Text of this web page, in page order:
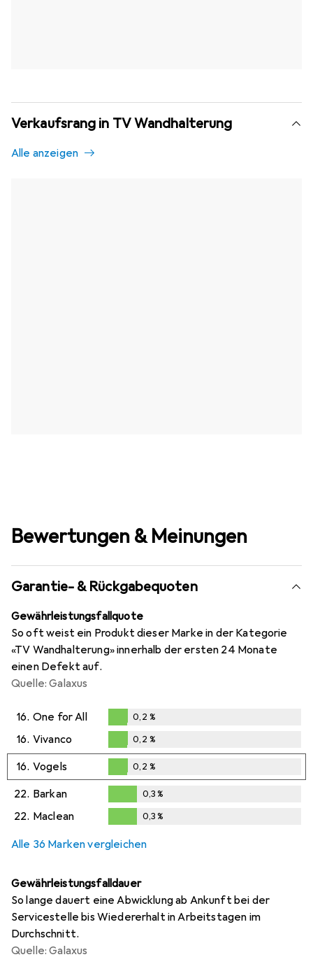
Verkaufsrang in TV Wandhalterung
Alle anzeigen
Bewertungen & Meinungen
Garantie- & Rückgabequoten
Gewährleistungsfallquote
So oft weist ein Produkt dieser Marke in der Kategorie
«TV Wandhalterung» innerhalb der ersten 24 Monate
einen Defekt auf.
Quelle: Galaxus
16. One for All
0,2%
0,2 %
16. Vivanco
0,2%
0,2 %
16. Vogels
0,2%
0,2 %
22. Barkan
0,3%
0,3%
22. Maclean 0,3%
Alle 36 Marken vergleichen
Gewährleistungsfalldauer
So lange dauert eine Abwicklung ab Ankunft bei der
Servicestelle bis Wiedererhalt in Arbeitstagen im
Durchschnitt.
Quelle: Galaxus